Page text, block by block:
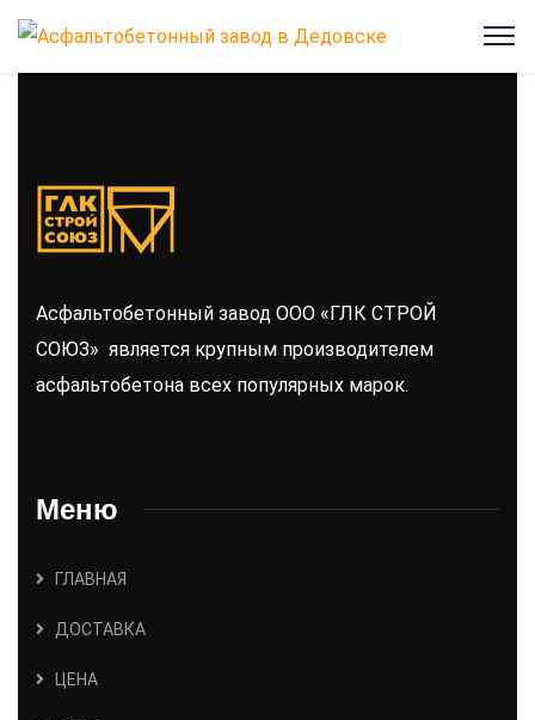
Асфальтобетонный завод ООО «ГЛК СТРОЙ
СОЮЗ» является крупным производителем
асфальтобетона всех популярных марок.
Меню
ГЛАВНАЯ
ДОСТАВКА
ЦЕНА